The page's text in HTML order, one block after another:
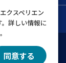
クスペリエン
詳しい情報に
同意する
ついて